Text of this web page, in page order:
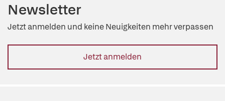
Newsletter
Jetzt anmelden und keine Neuigkeiten mehr verpassen
Jetzt anmelden